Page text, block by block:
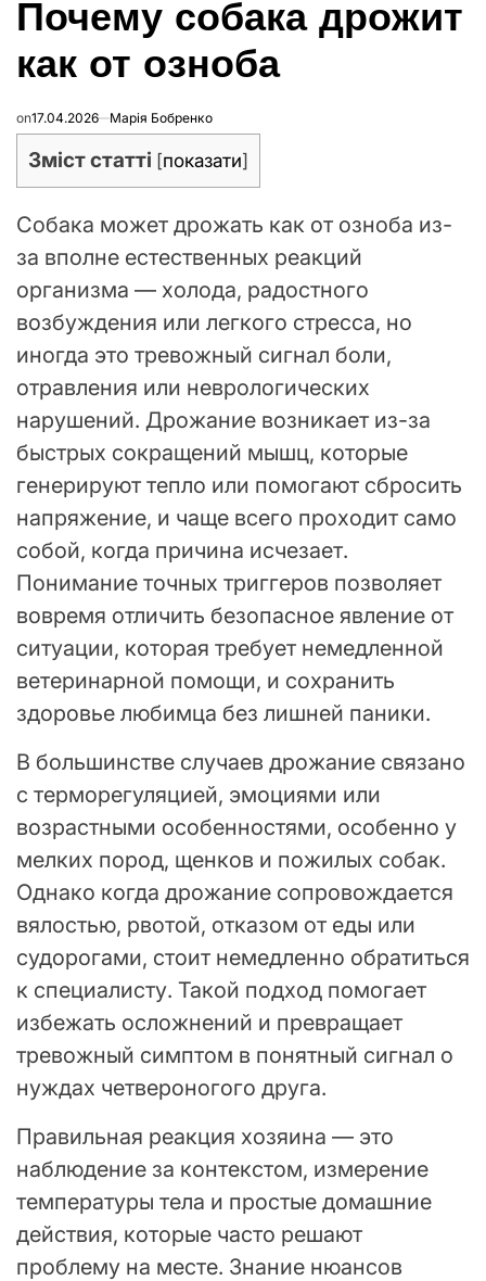
Почему собака дрожит
как от озноба
on17.04.2026 Марія Бобренко
Зміст статті [показати]
Собака может дрожать как от озноба из-
за вполне естественных реакций
организма — холода, радостного
возбуждения или легкого стресса, но
иногда это тревожный сигнал боли,
отравления или неврологических
нарушений. Дрожание возникает из-за
быстрых сокращений мышц, которые
генерируют тепло или помогают сбросить
напряжение, и чаще всего проходит само
собой, когда причина исчезает.
Понимание точных триггеров позволяет
вовремя отличить безопасное явление от
ситуации, которая требует немедленной
ветеринарной помощи, и сохранить
здоровье любимца без лишней паники.
В большинстве случаев дрожание связано
с терморегуляцией, эмоциями или
возрастными особенностями, особенно у
мелких пород, щенков и пожилых собак.
Однако когда дрожание сопровождается
вялостью, рвотой, отказом от еды или
судорогами, стоит немедленно обратиться
к специалисту. Такой подход помогает
избежать осложнений и превращает
тревожный симптом в понятный сигнал о
нуждах четвероногого друга.
Правильная реакция хозяина — это
наблюдение за контекстом, измерение
температуры тела и простые домашние
действия, которые часто решают
проблему на месте. Знание нюансов